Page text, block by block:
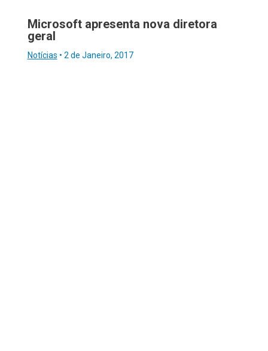
Microsoft apresenta nova diretora
geral
Notícias • 2 de Janeiro, 2017